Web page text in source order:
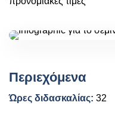
Περιεχόμενα
Ώρες διδασκαλίας: 32